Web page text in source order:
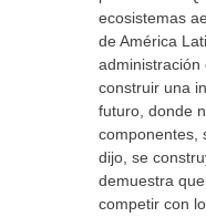
ecosistemas
de América
administración
construir una
futuro, donde
componentes,
dijo, se
demuestra
competir con